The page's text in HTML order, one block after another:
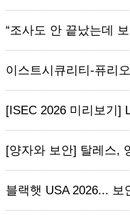
“조사도 안 끝났는데
이스트시큐리티-퓨리
[ISEC 2026 미리보기]
[양자와 보안] 탈레스,
블랙햇 USA 2026... 보